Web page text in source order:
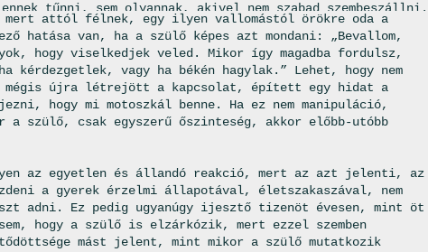
powered by Rubicon Proj
tűnni, sem olyannak, akivel nem szabad szembeszállni.
és vállalja, hogyha hülye volt. Elismerheti, ha a
jobban ért, valamiben neki volt igaza. Bevallhatja,
akár konkrétan a gyerekkel kapcsolatban.
mert attól félnek, egy ilyen vallomástól örökre oda a
hatása van, ha a szülő képes azt mondani: „Bevallom,
hogy viselkedjek veled. Mikor így magadba fordulsz,
kérdezgetlek, vagy ha békén hagylak.” Lehet, hogy nem
mégis újra létrejött a kapcsolat, épített egy hidat a
hogy mi motoszkál benne. Ha ez nem manipuláció,
szülő, csak egyszerű őszinteség, akkor előbb-utóbb
az egyetlen és állandó reakció, mert az azt jelenti, az
a gyerek érzelmi állapotával, életszakaszával, nem
adni. Ez pedig ugyanúgy ijesztő tizenöt évesen, mint öt
hogy a szülő is elzárkózik, mert ezzel szemben
mást jelent, mint mikor a szülő mutatkozik